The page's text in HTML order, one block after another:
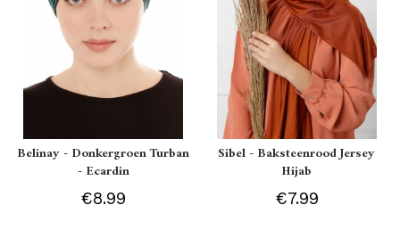
Belinay - Donkergroen Turban
- Ecardin
€8.99
Sibel - Baksteenrood Jersey
Hijab
€7.99